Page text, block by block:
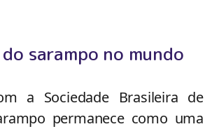
sarampo no mundo
a Sociedade Brasileira de
permanece como uma